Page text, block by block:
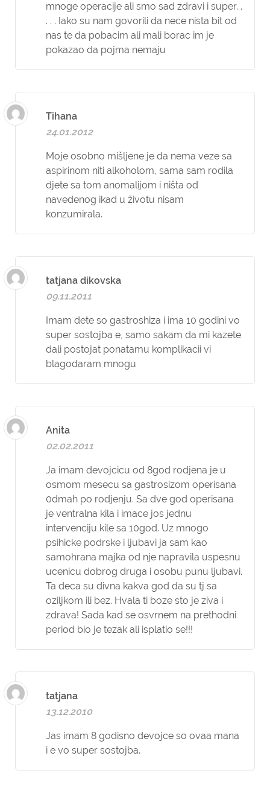
mnoge operacije ali smo sad zdravi i super. .
. . . Iako su nam govorili da nece nista bit od
nas te da pobacim ali mali borac im je
pokazao da pojma nemaju
Tihana
24.01.2012
Moje osobno mišljene je da nema veze sa
aspirinom niti alkoholom, sama sam rodila
djete sa tom anomalijom i ništa od
navedenog ikad u životu nisam
konzumirala.
tatjana dikovska
09.11.2011
Imam dete so gastroshiza i ima 10 godini vo
super sostojba e, samo sakam da mi kazete
dali postojat ponatamu komplikacii vi
blagodaram mnogu
Anita
02.02.2011
Ja imam devojcicu od 8god rodjena je u
osmom mesecu sa gastrosizom operisana
0dmah po rodjenju. Sa dve god operisana
je ventralna kila i imace jos jednu
intervenciju kile sa 10god. Uz mnogo
psihicke podrske i ljubavi ja sam kao
samohrana majka od nje napravila uspesnu
ucenicu dobrog druga i osobu punu ljubavi.
Ta deca su divna kakva god da su tj sa
oziljkom ili bez. Hvala ti boze sto je ziva i
zdrava! Sada kad se osvrnem na prethodni
period bio je tezak ali isplatio se!!!
tatjana
13.12.2010
Jas imam 8 godisno devojce so ovaa mana
i e vo super sostojba.